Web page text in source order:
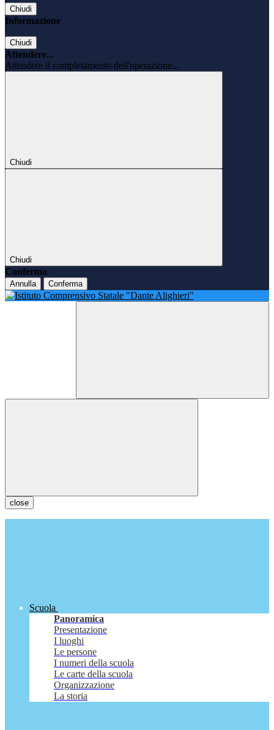
Chiudi
Informazione
Chiudi
Attendere...
Attendere il completamento dell'operazione...
Chiudi
Chiudi
Conferma
Annulla Conferma
close
Scuola
Panoramica
Presentazione
I luoghi
Le persone
I numeri della scuola
Le carte della scuola
Organizzazione
La storia